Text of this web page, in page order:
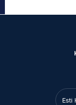
Esti